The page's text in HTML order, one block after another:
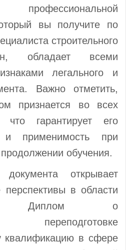
вы получите по
строительного
обладает всеми
легального и
Важно отметить,
признается во всех
что гарантирует его
и применимость при
обучения.
открывает
в области
Диплом о
переподготовке
квалификацию в сфере